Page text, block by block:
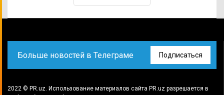
Больше новостей в Телеграме Подписаться
2022 © PR.uz. Использование материалов сайта PR.uz разрешается в